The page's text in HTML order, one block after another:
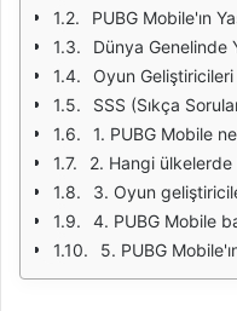
PUBG Mobile'ın
Dünya Genelinde
Oyun
SSS (Sıkça
1. PUBG Mobile
2. Hangi ülkelerde
3. Oyun
4. PUBG Mobile
5. PUBG